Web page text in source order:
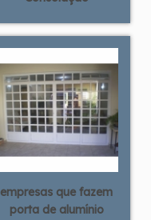
empresas que fazem
porta de alumínio